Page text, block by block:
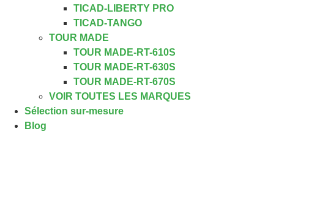
TICAD-LIBERTY PRO
TICAD-TANGO
TOUR MADE
TOUR MADE-RT-610S
TOUR MADE-RT-630S
TOUR MADE-RT-670S
VOIR TOUTES LES MARQUES
Sélection sur-mesure
Blog